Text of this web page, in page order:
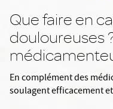
Que faire en
douloureuses
En complément des
soulagent efficacement